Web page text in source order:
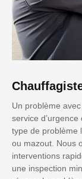
Un problème
service
type de problème
ou mazout. Nous
interventions
une inspection